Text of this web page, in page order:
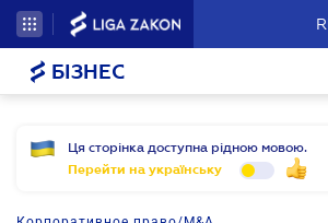
БІЗНЕС
Ця сторінка доступна рідною мовою.
Перейти на українську